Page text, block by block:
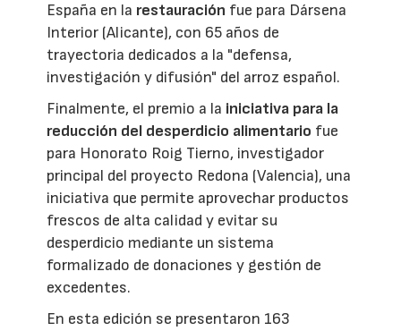
España en la restauración fue para Dársena
Interior (Alicante), con 65 años de
trayectoria dedicados a la "defensa,
investigación y difusión" del arroz español.
Finalmente, el premio a la iniciativa para la
reducción del desperdicio alimentario fue
para Honorato Roig Tierno, investigador
principal del proyecto Redona (Valencia), una
iniciativa que permite aprovechar productos
frescos de alta calidad y evitar su
desperdicio mediante un sistema
formalizado de donaciones y gestión de
excedentes.
En esta edición se presentaron 163